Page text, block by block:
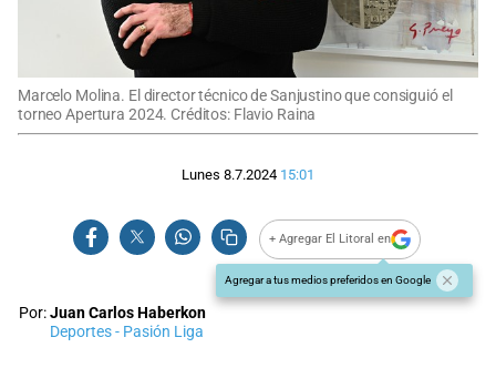
Marcelo Molina. El director técnico de Sanjustino que consiguió el
torneo Apertura 2024. Créditos: Flavio Raina
Lunes 8.7.2024 15:01
+ Agregar El Litoral en
Agregar a tus medios preferidos en Google
Por:Juan Carlos Haberkon
Deportes - Pasión Liga